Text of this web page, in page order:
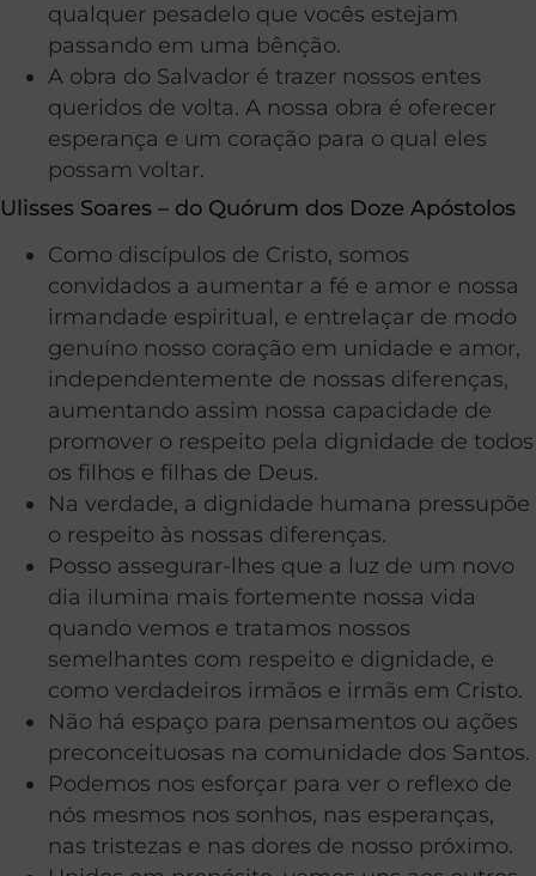
qualquer pesadelo que vocês estejam
passando em uma bênção.
A obra do Salvador é trazer nossos entes
queridos de volta. A nossa obra é oferecer
esperança e um coração para o qual eles
possam voltar.
Ulisses Soares – do Quórum dos Doze Apóstolos
Como discípulos de Cristo, somos
convidados a aumentar a fé e amor e nossa
irmandade espiritual, e entrelaçar de modo
genuíno nosso coração em unidade e amor,
independentemente de nossas diferenças,
aumentando assim nossa capacidade de
promover o respeito pela dignidade de todos
os filhos e filhas de Deus.
Na verdade, a dignidade humana pressupõe
o respeito às nossas diferenças.
Posso assegurar-lhes que a luz de um novo
dia ilumina mais fortemente nossa vida
quando vemos e tratamos nossos
semelhantes com respeito e dignidade, e
como verdadeiros irmãos e irmãs em Cristo.
Não há espaço para pensamentos ou ações
preconceituosas na comunidade dos Santos.
Podemos nos esforçar para ver o reflexo de
nós mesmos nos sonhos, nas esperanças,
nas tristezas e nas dores de nosso próximo.